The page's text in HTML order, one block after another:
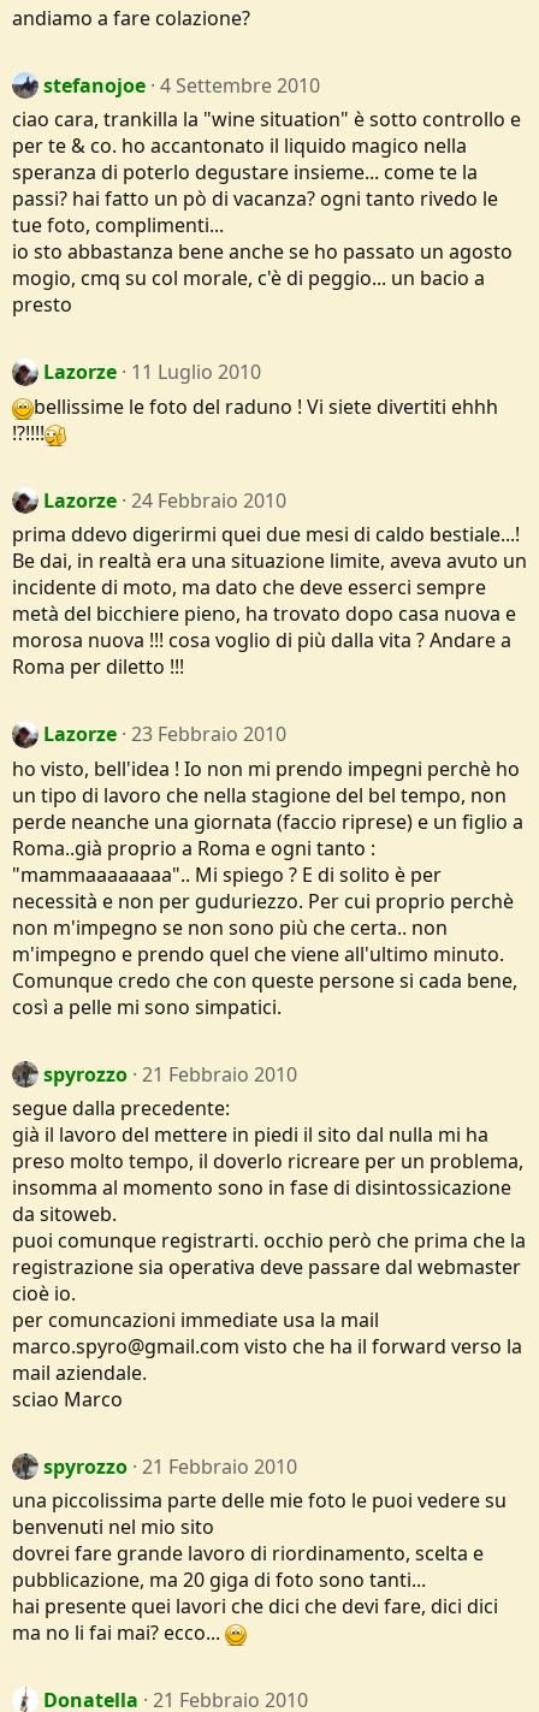
andiamo a fare colazione?
stefanojoe 4 Settembre 2010
ciao cara, trankilla la "wine situation" è sotto controllo e
per te & co. ho accantonato il liquido magico nella
speranza di poterlo degustare insieme... come te la
passi? hai fatto un pò di vacanza? ogni tanto rivedo le
tue foto, complimenti...
io sto abbastanza bene anche se ho passato un agosto
mogio, cmq su col morale, c'è di peggio... un bacio a
presto
Lazorze 11 Luglio 2010
bellissime le foto del raduno ! Vi siete divertiti ehhh
!?!!!!
Lazorze 24 Febbraio 2010
prima ddevo digerirmi quei due mesi di caldo bestiale...!
Be dai, in realtà era una situazione limite, aveva avuto un
incidente di moto, ma dato che deve esserci sempre
metà del bicchiere pieno, ha trovato dopo casa nuova e
morosa nuova !!! cosa voglio di più dalla vita ? Andare a
Roma per diletto !!!
Lazorze 23 Febbraio 2010
ho visto, bell'idea ! Io non mi prendo impegni perchè ho
un tipo di lavoro che nella stagione del bel tempo, non
perde neanche una giornata (faccio riprese) e un figlio a
Roma..già proprio a Roma e ogni tanto :
"mammaaaaaaaa".. Mi spiego ? E di solito è per
necessità e non per guduriezzo. Per cui proprio perchè
non m'impegno se non sono più che certa.. non
m'impegno e prendo quel che viene all'ultimo minuto.
Comunque credo che con queste persone si cada bene,
così a pelle mi sono simpatici.
spyrozzo 21 Febbraio 2010
segue dalla precedente:
già il lavoro del mettere in piedi il sito dal nulla mi ha
preso molto tempo, il doverlo ricreare per un problema,
insomma al momento sono in fase di disintossicazione
da sitoweb.
puoi comunque registrarti. occhio però che prima che la
registrazione sia operativa deve passare dal webmaster
cioè io.
per comuncazioni immediate usa la mail
marco.spyro@gmail.com visto che ha il forward verso la
mail aziendale.
sciao Marco
spyrozzo 21 Febbraio 2010
una piccolissima parte delle mie foto le puoi vedere su
benvenuti nel mio sito
dovrei fare grande lavoro di riordinamento, scelta e
pubblicazione, ma 20 giga di foto sono tanti...
hai presente quei lavori che dici che devi fare, dici dici
ma no li fai mai? ecco...
Donatella 21 Febbraio 2010